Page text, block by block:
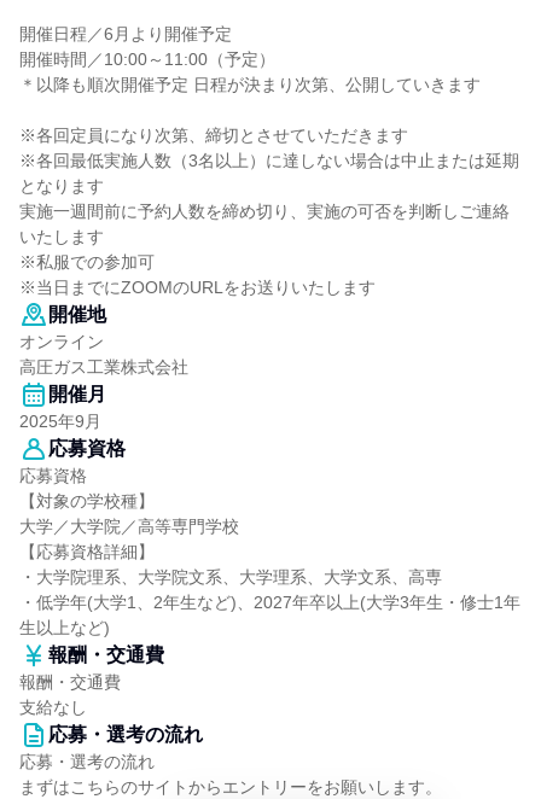
開催日程／6月より開催予定
開催時間／10:00～11:00（予定）
＊以降も順次開催予定 日程が決まり次第、公開していきます
※各回定員になり次第、締切とさせていただきます
※各回最低実施人数（3名以上）に達しない場合は中止または延期
となります
実施一週間前に予約人数を締め切り、実施の可否を判断しご連絡
いたします
※私服での参加可
※当日までにZOOMのURLをお送りいたします
開催地
オンライン
高圧ガス工業株式会社
開催月
2025年9月
応募資格
応募資格
【対象の学校種】
大学／大学院／高等専門学校
【応募資格詳細】
・大学院理系、大学院文系、大学理系、大学文系、高専
・低学年(大学1、2年生など)、2027年卒以上(大学3年生・修士1年
生以上など)
報酬・交通費
報酬・交通費
支給なし
応募・選考の流れ
応募・選考の流れ
まずはこちらのサイトからエントリーをお願いします。